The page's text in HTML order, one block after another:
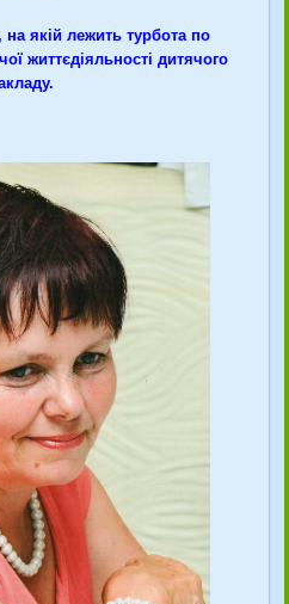
якій лежить турбота по
життєдіяльності дитячого